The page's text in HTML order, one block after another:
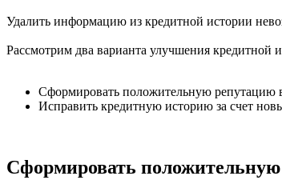
Удалить информацию из кредитной истории
Рассмотрим два варианта улучшения кредитной
Сформировать положительную репутацию в
Исправить кредитную историю за счет
Сформировать положительную